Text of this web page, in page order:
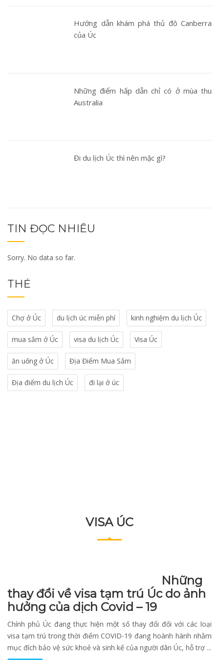
Hướng dẫn khám phá thủ đô Canberra
của Úc
Những điểm hấp dẫn chỉ có ở mùa thu
Australia
Đi du lịch Úc thì nên mặc gì?
TIN ĐỌC NHIỀU
Sorry. No data so far.
THẺ
Chợ ở Úc du lịch úc miễn phí kinh nghiệm du lịch Úc
mua sắm ở Úc visa du lịch Úc Visa Úc
ăn uống ở Úc Địa Điểm Mua Sắm
Địa điểm du lịch Úc đi lại ở úc
VISA ÚC
Những
thay đổi về visa tạm trú Úc do ảnh
hưởng của dịch Covid – 19
Chính phủ Úc đang thực hiện một số thay đổi đối với các loại
visa tạm trú trong thời điểm COVID-19 đang hoành hành nhằm
mục đích bảo vệ sức khoẻ và sinh kế của người dân Úc, hỗ trợ ...